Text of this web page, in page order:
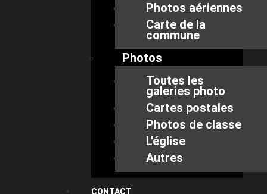
Photos aériennes
Carte de la
commune
Photos
Toutes les
galeries photo
Cartes postales
Photos de classe
L'église
Autres
CONTACT